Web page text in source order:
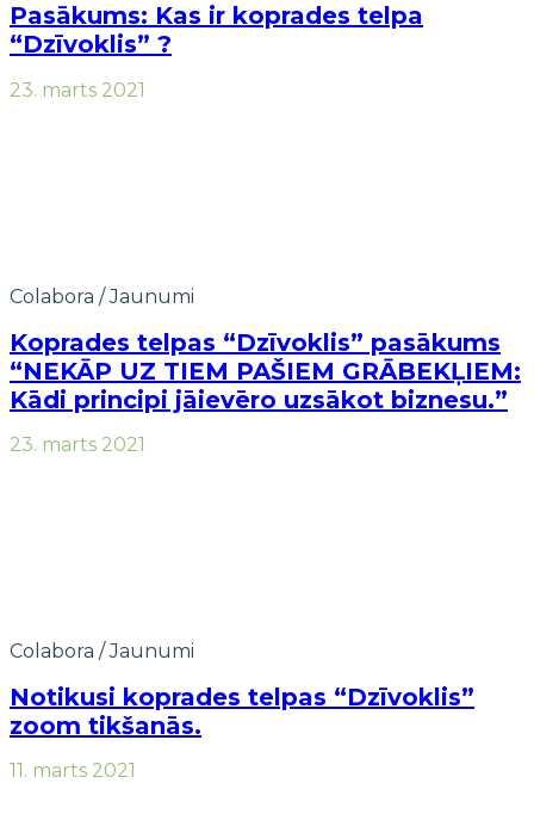
Pasākums: Kas ir koprades telpa
“Dzīvoklis” ?
23. marts 2021
Colabora /Jaunumi
Koprades telpas “Dzīvoklis” pasākums
“NEKĀP UZ TIEM PAŠIEM GRĀBEKĻIEM:
Kādi principi jāievēro uzsākot biznesu.”
23. marts 2021
Colabora /Jaunumi
Notikusi koprades telpas “Dzīvoklis”
zoom tikšanās.
11. marts 2021